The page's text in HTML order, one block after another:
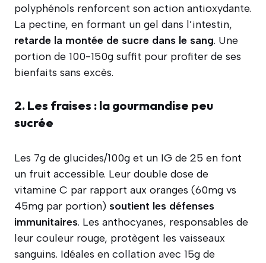
polyphénols renforcent son action antioxydante.
La pectine, en formant un gel dans l’intestin,
retarde la montée de sucre dans le sang. Une
portion de 100-150g suffit pour profiter de ses
bienfaits sans excès.
2. Les fraises : la gourmandise peu
sucrée
Les 7g de glucides/100g et un IG de 25 en font
un fruit accessible. Leur double dose de
vitamine C par rapport aux oranges (60mg vs
45mg par portion) soutient les défenses
immunitaires. Les anthocyanes, responsables de
leur couleur rouge, protègent les vaisseaux
sanguins. Idéales en collation avec 15g de